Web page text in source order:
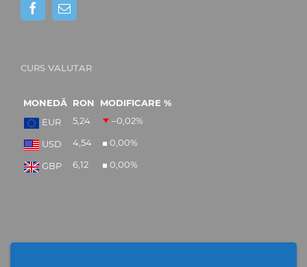
CURS VALUTAR
MONEDĂ RON
MODIFICARE %
EUR
5,24 –0,02%
USD 4,54 0,00%
GBP 6,12 0,00%